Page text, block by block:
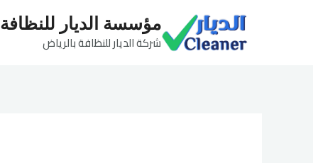
مؤسسة الديار للنظافة
شركة الديار للنظافة بالرياض